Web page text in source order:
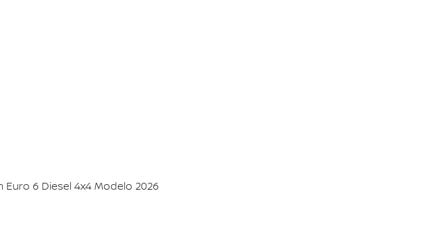
6 Diesel 4x4 Modelo 2026